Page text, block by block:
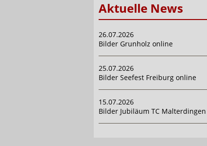
Aktuelle News
26.07.2026
Bilder Grunholz online
25.07.2026
Bilder Seefest Freiburg online
15.07.2026
Bilder Jubiläum TC